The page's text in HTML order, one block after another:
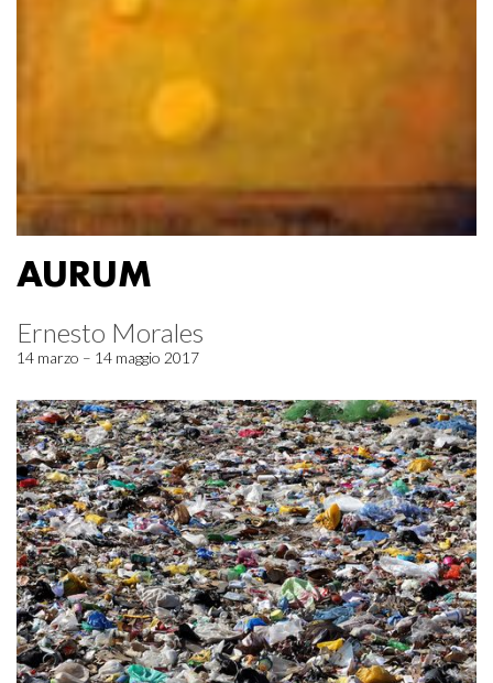
AURUM
Ernesto Morales
14 marzo – 14 maggio 2017